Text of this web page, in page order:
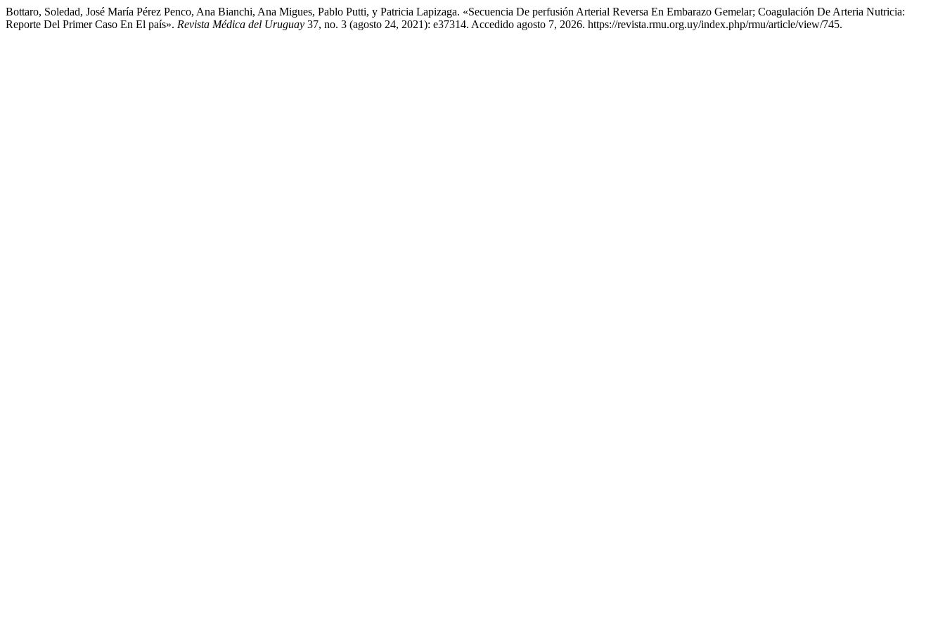
Bottaro, Soledad, José María Pérez Penco, Ana Bianchi, Ana Migues, Pablo Putti, y Patricia Lapizaga. «Secuencia De perfusión Arterial Reversa En Embarazo Gemelar; Coagulación De Arteria Nutricia:
Reporte Del Primer Caso En El país». Revista Médica del Uruguay 37, no. 3 (agosto 24, 2021): e37314. Accedido agosto 7, 2026. https://revista.rmu.org.uy/index.php/rmu/article/view/745.